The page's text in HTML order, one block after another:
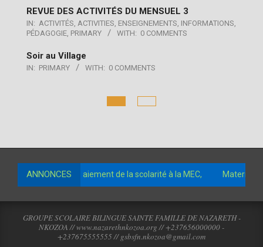
REVUE DES ACTIVITÉS DU MENSUEL 3
IN: ACTIVITÉS ACTIVITIES ENSEIGNEMENTS INFORMATIONS
PÉDAGOGIE PRIMARY WITH: 0 COMMENTS
Soir au Village
IN: PRIMARY WITH: 0 COMMENTS
ANNONCES
de comptes pour le paiement de la scolarité à la MEC,
GROUPE SCOLAIRE BILINGUE SAINTE FAMILLE DE NAZARETH -
NKOZOA // www.nazarethnkozoa.org // +237656000000 -
+237675555555 // gsbsfn.nkozoa@gmail.com